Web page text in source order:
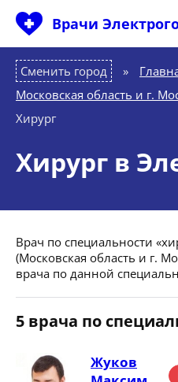
Врачи
Сменить город
Московская область и г.
Хирург
Хирург в
Врач по специальности
(Московская область и г.
врача по данной
5 врача по
Жуков